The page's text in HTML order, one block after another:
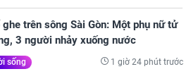
ghe trên sông Sài Gòn: Một phụ nữ tử
3 người nhảy xuống nước
sống 1 giờ 24 phút trước